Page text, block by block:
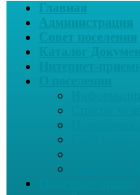
Главная
Администрация
Совет поселения